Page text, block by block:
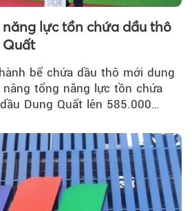
năng lực tồn chứa dầu thô
Quất
bể chứa dầu thô mới dung
tổng năng lực tồn chứa
Dung Quất lên 585.000